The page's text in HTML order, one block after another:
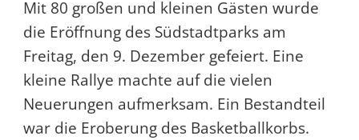
Mit 80 großen und kleinen Gästen wurde
die Eröffnung des Südstadtparks am
Freitag, den 9. Dezember gefeiert. Eine
kleine Rallye machte auf die vielen
Neuerungen aufmerksam. Ein Bestandteil
war die Eroberung des Basketballkorbs.